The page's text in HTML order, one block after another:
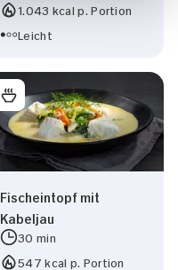
1.043 kcal p. Portion
Leicht
Fischeintopf mit
Kabeljau
30 min
547 kcal p. Portion